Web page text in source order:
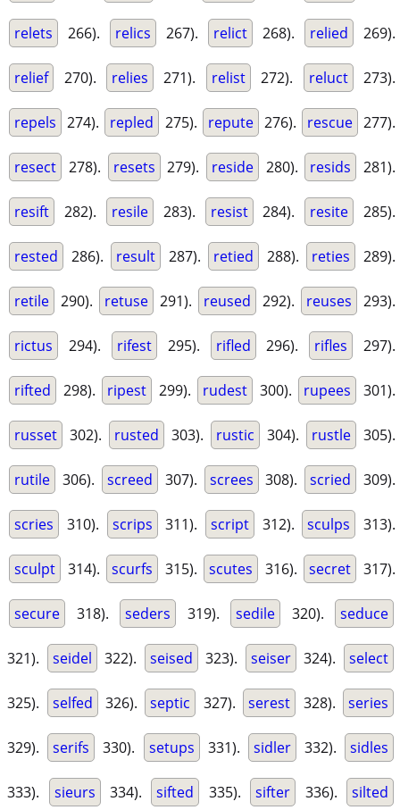
relets 266). relics 267). relict 268). relied 269).
relief 270). relies 271). relist 272). reluct 273).
repels 274). repled 275). repute 276). rescue 277).
resect 278). resets 279). reside 280). resids 281).
resift 282). resile 283). resist 284). resite 285).
rested 286). result 287). retied 288). reties 289).
retile 290). retuse 291). reused 292). reuses 293).
rictus 294). rifest 295). rifled 296). rifles 297).
rifted 298). ripest 299). rudest 300). rupees 301).
russet 302). rusted 303). rustic 304). rustle 305).
rutile 306). screed 307). screes 308). scried 309).
scries 310). scrips 311). script 312). sculps 313).
sculpt 314). scurfs 315). scutes 316). secret 317).
secure 318). seders 319). sedile 320). seduce
321). seidel 322). seised 323). seiser 324). select
325). selfed 326). septic 327). serest 328). series
329). serifs 330). setups 331). sidler 332). sidles
333). sieurs 334). sifted 335). sifter 336). silted